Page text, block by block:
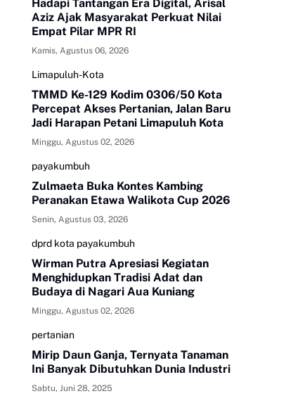
Hadapi Tantangan Era Digital, Arisal
Aziz Ajak Masyarakat Perkuat Nilai
Empat Pilar MPR RI
Kamis, Agustus 06, 2026
Limapuluh-Kota
TMMD Ke-129 Kodim 0306/50 Kota
Percepat Akses Pertanian, Jalan Baru
Jadi Harapan Petani Limapuluh Kota
Minggu, Agustus 02, 2026
payakumbuh
Zulmaeta Buka Kontes Kambing
Peranakan Etawa Walikota Cup 2026
Senin, Agustus 03, 2026
dprd kota payakumbuh
Wirman Putra Apresiasi Kegiatan
Menghidupkan Tradisi Adat dan
Budaya di Nagari Aua Kuniang
Minggu, Agustus 02, 2026
pertanian
Mirip Daun Ganja, Ternyata Tanaman
Ini Banyak Dibutuhkan Dunia Industri
Sabtu, Juni 28, 2025